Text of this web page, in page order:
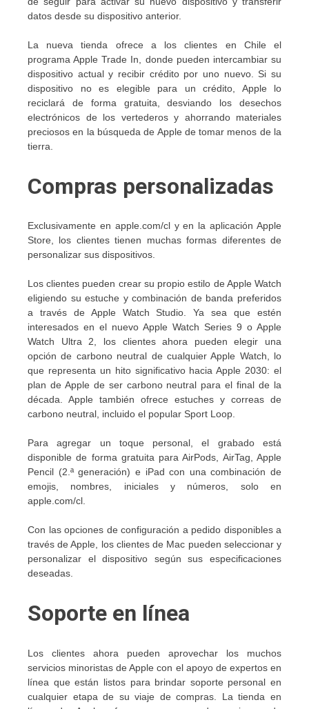
datos desde su dispositivo anterior.
La nueva tienda ofrece a los clientes en Chile el
programa Apple Trade In, donde pueden intercambiar su
dispositivo actual y recibir crédito por uno nuevo. Si su
dispositivo no es elegible para un crédito, Apple lo
reciclará de forma gratuita, desviando los desechos
electrónicos de los vertederos y ahorrando materiales
preciosos en la búsqueda de Apple de tomar menos de la
tierra.
Compras personalizadas
Exclusivamente en apple.com/cl y en la aplicación Apple
Store, los clientes tienen muchas formas diferentes de
personalizar sus dispositivos.
Los clientes pueden crear su propio estilo de Apple Watch
eligiendo su estuche y combinación de banda preferidos
a través de Apple Watch Studio. Ya sea que estén
interesados ​​en el nuevo Apple Watch Series 9 o Apple
Watch Ultra 2, los clientes ahora pueden elegir una
opción de carbono neutral de cualquier Apple Watch, lo
que representa un hito significativo hacia Apple 2030: el
plan de Apple de ser carbono neutral para el final de la
década. Apple también ofrece estuches y correas de
carbono neutral, incluido el popular Sport Loop.
Para agregar un toque personal, el grabado está
disponible de forma gratuita para AirPods, AirTag, Apple
Pencil (2.ª generación) e iPad con una combinación de
emojis, nombres, iniciales y números, solo en
apple.com/cl.
Con las opciones de configuración a pedido disponibles a
través de Apple, los clientes de Mac pueden seleccionar y
personalizar el dispositivo según sus especificaciones
deseadas.
Soporte en línea
Los clientes ahora pueden aprovechar los muchos
servicios minoristas de Apple con el apoyo de expertos en
línea que están listos para brindar soporte personal en
cualquier etapa de su viaje de compras. La tienda en